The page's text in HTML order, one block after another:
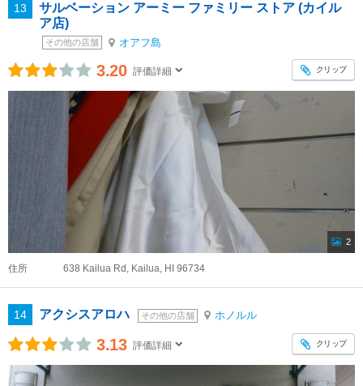
13
サルベーション アーミー ファミリー ストア (カイル
ア店)
その他の店舗 オアフ島
3.20 評価詳細 クリップ
2
住所 638 Kailua Rd, Kailua, HI 96734
14 アクシスアロハ その他の店舗 ホノルル
3.13 評価詳細 クリップ